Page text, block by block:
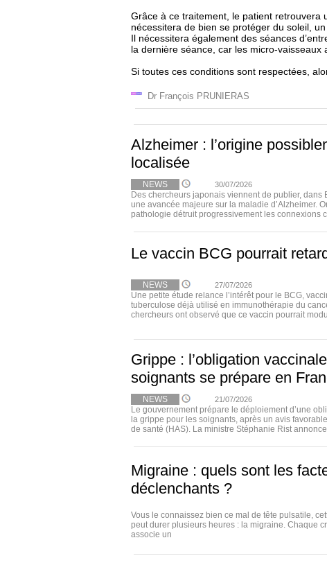
Grâce à ce traitement, le patient retrouvera
nécessitera de bien se protéger du soleil,
Il nécessitera également des séances
la dernière séance, car les micro-vaisseaux
Si toutes ces conditions sont respectées,
Dr François PRUNIERAS
Alzheimer : l’origine
localisée
NEWS 30/07/2026
Des chercheurs japonais viennent de publier, dans
une avancée majeure sur la maladie d’Alzheimer.
pathologie détruit progressivement les connexions
Le vaccin BCG pourrait
NEWS 27/07/2026
Une petite étude relance l’intérêt pour le BCG,
tuberculose déjà utilisé en immunothérapie du
chercheurs ont observé que ce vaccin pourrait
Grippe : l’obligation
soignants se prépare en
NEWS 21/07/2026
Le gouvernement prépare le déploiement d’une
la grippe pour les soignants, après un avis
de santé (HAS). La ministre Stéphanie Rist annonce
Migraine : quels sont les
déclenchants ?
Vous le connaissez bien ce mal de tête pulsatile,
peut durer plusieurs heures : la migraine. Chaque
associe un